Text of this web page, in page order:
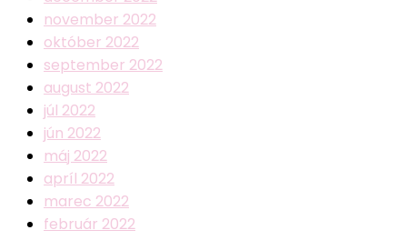
november 2022
október 2022
september 2022
august 2022
júl 2022
jún 2022
máj 2022
apríl 2022
marec 2022
február 2022